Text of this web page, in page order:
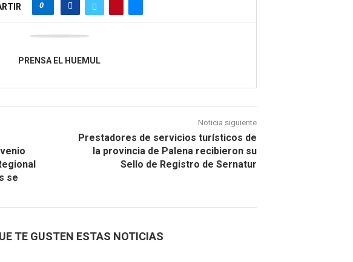
0
PRENSA EL HUEMUL
se
Noticia siguiente
Prestadores de servicios turísticos de
la provincia de Palena recibieron su
Sello de Registro de Sernatur
TE GUSTEN ESTAS NOTICIAS